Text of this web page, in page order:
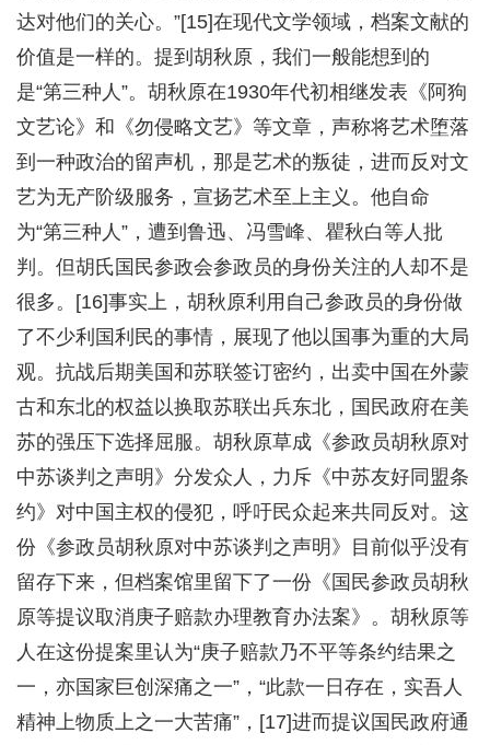
达对他们的关心。”[15]在现代文学领域，档案文献的
价值是一样的。提到胡秋原，我们一般能想到的
是“第三种人”。胡秋原在1930年代初相继发表《阿狗
文艺论》和《勿侵略文艺》等文章，声称将艺术堕落
到一种政治的留声机，那是艺术的叛徒，进而反对文
艺为无产阶级服务，宣扬艺术至上主义。他自命
为“第三种人”，遭到鲁迅、冯雪峰、瞿秋白等人批
判。但胡氏国民参政会参政员的身份关注的人却不是
很多。[16]事实上，胡秋原利用自己参政员的身份做
了不少利国利民的事情，展现了他以国事为重的大局
观。抗战后期美国和苏联签订密约，出卖中国在外蒙
古和东北的权益以换取苏联出兵东北，国民政府在美
苏的强压下选择屈服。胡秋原草成《参政员胡秋原对
中苏谈判之声明》分发众人，力斥《中苏友好同盟条
约》对中国主权的侵犯，呼吁民众起来共同反对。这
份《参政员胡秋原对中苏谈判之声明》目前似乎没有
留存下来，但档案馆里留下了一份《国民参政员胡秋
原等提议取消庚子赔款办理教育办法案》。胡秋原等
人在这份提案里认为“庚子赔款乃不平等条约结果之
一，亦国家巨创深痛之一”，“此款一日存在，实吾人
精神上物质上之一大苦痛”，[17]进而提议国民政府通